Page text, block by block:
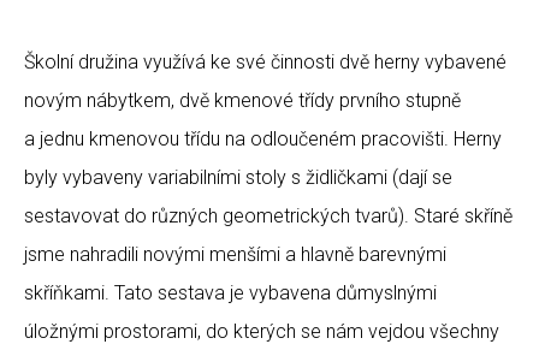
Školní družina využívá ke své činnosti dvě herny vybavené
novým nábytkem, dvě kmenové třídy prvního stupně
a jednu kmenovou třídu na odloučeném pracovišti. Herny
byly vybaveny variabilními stoly s židličkami (dají se
sestavovat do různých geometrických tvarů). Staré skříně
jsme nahradili novými menšími a hlavně barevnými
skříňkami. Tato sestava je vybavena důmyslnými
úložnými prostorami, do kterých se nám vejdou všechny